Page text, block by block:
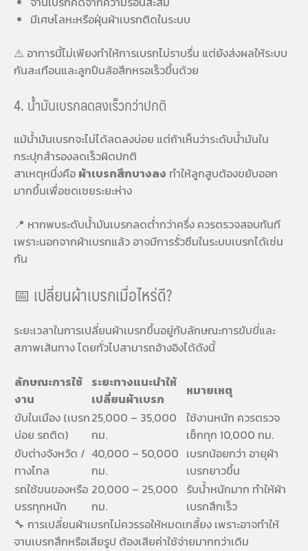
มีเศษโลหะหรือฝุ่นผ้าเบรกติดในระบบ
⚠️ อาการนี้ไม่เพียงทำให้การเบรกไม่ราบรื่น แต่ยังส่งผลให้ระบบ
กันสะเทือนและลูกปืนล้อสึกหรอเร็วขึ้นด้วย
4. น้ำมันเบรกลดลงเร็วกว่าปกติ
แม้น้ำมันเบรกจะไม่ได้ลดลงบ่อย แต่ถ้าเห็นว่าระดับน้ำมันใน
กระปุกสำรองลดเร็วผิดปกติ
สาเหตุหนึ่งคือ ผ้าเบรกสึกบางลง ทำให้ลูกสูบต้องขยับออก
มากขึ้นเพื่อชดเชยระยะห่าง
📍 หากพบระดับน้ำมันเบรกลดต่ำกว่าครึ่ง ควรตรวจสอบทันที
เพราะนอกจากผ้าเบรกแล้ว อาจมีการรั่วซึมในระบบเบรกได้เช่น
กัน
📅 เปลี่ยนผ้าเบรกเมื่อไหร่ดี?
ระยะเวลาในการเปลี่ยนผ้าเบรกขึ้นอยู่กับลักษณะการขับขี่และ
สภาพเส้นทาง โดยทั่วไปสามารถอ้างอิงได้ดังนี้
ลักษณะการใช้
งาน
ระยะทางแนะนำให้
เปลี่ยนผ้าเบรก
หมายเหตุ
ขับในเมือง (เบรก
บ่อย รถติด)
25,000 – 35,000
กม.
ใช้งานหนัก ควรตรวจ
เช็กทุก 10,000 กม.
ขับต่างจังหวัด /
ทางไกล
40,000 – 50,000
กม.
เบรกน้อยกว่า อายุผ้า
เบรกยาวขึ้น
รถใช้ขนของหรือ
บรรทุกหนัก
20,000 – 25,000
กม.
รับน้ำหนักมาก ทำให้ผ้า
เบรกสึกเร็ว
🔧 การเปลี่ยนผ้าเบรกไม่ควรรอให้หมดเกลี้ยง เพราะอาจทำให้
จานเบรกสึกหรือเสียรูป ต้องเสียค่าใช้จ่ายมากกว่าเดิม